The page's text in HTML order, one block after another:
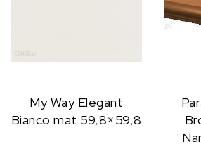
My Way Elegant
Bianco mat 59,8×59,8